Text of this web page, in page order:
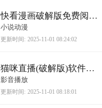
快看漫画破解版免费阅读2025最新版
小说动漫
更新时间: 2025-11-01 08:24:02
猫咪直播(破解版)软件下载
影音播放
更新时间: 2025-11-01 08:18:01